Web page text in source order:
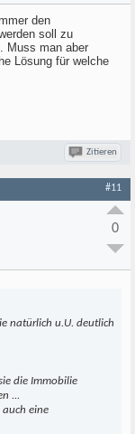
den
soll zu
Muss man aber
Lösung für welche
Zitieren
#11
0
natürlich u.U. deutlich
die Immobilie
...
eine